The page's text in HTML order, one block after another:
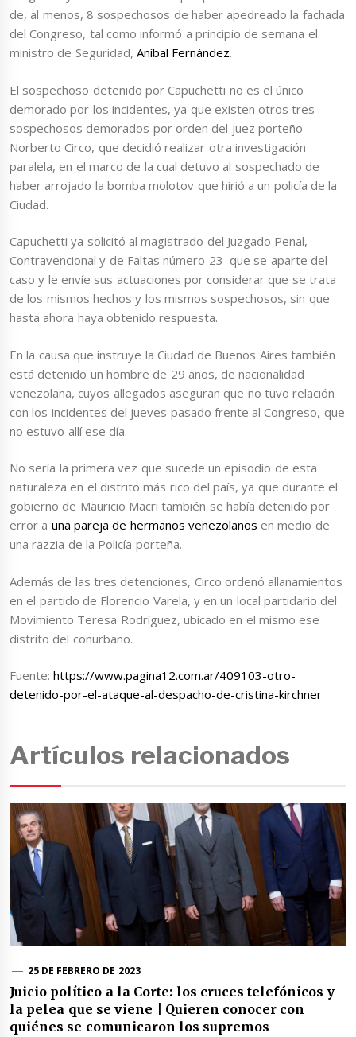
de, al menos, 8 sospechosos de haber apedreado la fachada
del Congreso, tal como informó a principio de semana el
ministro de Seguridad, Aníbal Fernández.
El sospechoso detenido por Capuchetti no es el único
demorado por los incidentes, ya que existen otros tres
sospechosos demorados por orden del juez porteño
Norberto Circo, que decidió realizar otra investigación
paralela, en el marco de la cual detuvo al sospechado de
haber arrojado la bomba molotov que hirió a un policía de la
Ciudad.
Capuchetti ya solicitó al magistrado del Juzgado Penal,
Contravencional y de Faltas número 23 que se aparte del
caso y le envíe sus actuaciones por considerar que se trata
de los mismos hechos y los mismos sospechosos, sin que
hasta ahora haya obtenido respuesta.
En la causa que instruye la Ciudad de Buenos Aires también
está detenido un hombre de 29 años, de nacionalidad
venezolana, cuyos allegados aseguran que no tuvo relación
con los incidentes del jueves pasado frente al Congreso, que
no estuvo allí ese día.
No sería la primera vez que sucede un episodio de esta
naturaleza en el distrito más rico del país, ya que durante el
gobierno de Mauricio Macri también se había detenido por
error a una pareja de hermanos venezolanos en medio de
una razzia de la Policía porteña.
Además de las tres detenciones, Circo ordenó allanamientos
en el partido de Florencio Varela, y en un local partidario del
Movimiento Teresa Rodríguez, ubicado en el mismo ese
distrito del conurbano.
Fuente:https://www.pagina12.com.ar/409103-otro-
detenido-por-el-ataque-al-despacho-de-cristina-kirchner
Artículos relacionados
25 DE FEBRERO DE 2023
Juicio político a la Corte: los cruces telefónicos y
la pelea que se viene | Quieren conocer con
quiénes se comunicaron los supremos